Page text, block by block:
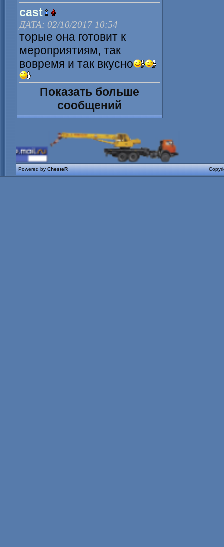
cast
ДАТА: 02/10/2017 10:54
торые она готовит к
мероприятиям, так
вовремя и так вкусно
Показать больше
сообщений
Powered byChesteR